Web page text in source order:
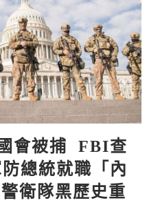
會被捕  FBI查
總統就職「內
衛隊黑歷史重